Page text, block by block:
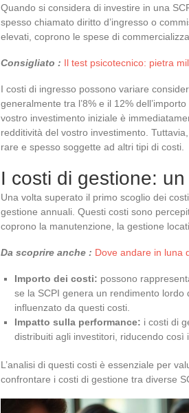
Quando si considera di investire in una
spesso chiamato diritto d’ingresso o
elevati, coprono le spese di
Consigliato : Il test psicotecnico: pietra
I costi di ingresso possono variare
generalmente tra l’8% e il 12%
vostro investimento iniziale è
redditività del vostro investimento.
rare e spesso soggette ad altri tipi di costi.
I costi di gestione:
Una volta superato il primo scoglio dei
gestione annuali. Questi costi sono
coprono la manutenzione, la gestione
Da scoprire anche : Dove andare in luna
Importo dei costi: possono
se la SCPI genera un rendimento lordo
influenzato da questi costi.
Impatto sulla performance: i costi di
distribuiti agli investitori, riducendo così
L’analisi di questi costi è essenziale per
confrontare i costi di gestione tra diverse